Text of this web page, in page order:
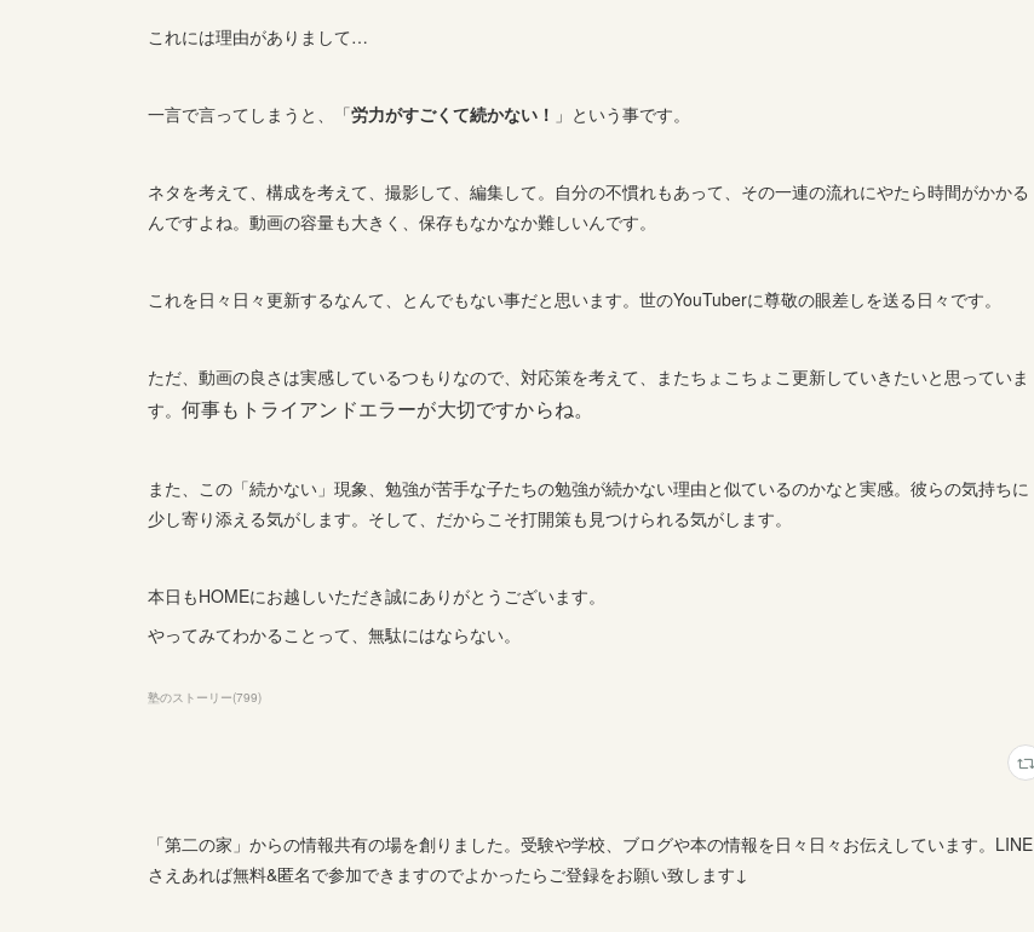
これには理由がありまして…
一言で言ってしまうと、「労力がすごくて続かない！ 」という事です。
ネタを考えて、構成を考えて、撮影して、編集して。自分の不慣れもあって、その一連の流れにやたら時間がかかる
んですよね。動画の容量も大きく、保存もなかなか難しいんです。
これを日々日々更新するなんて、とんでもない事だと思います。世のYouTuberに尊敬の眼差しを送る日々です。
ただ、動画の良さは実感しているつもりなので、対応策を考えて、またちょこちょこ更新していきたいと思っていま
す。 何事もトライアンドエラーが大切ですからね。
また、この「続かない」現象、勉強が苦手な子たちの勉強が続かない理由と似ているのかなと実感。彼らの気持ちに
少し寄り添える気がします。そして、だからこそ打開策も見つけられる気がします。
本日もHOMEにお越しいただき誠にありがとうございます。
やってみてわかることって、無駄にはならない。
塾のストーリー(799)
「第二の家」からの情報共有の場を創りました。受験や学校、ブログや本の情報を日々日々お伝えしています。LINE
さえあれば無料&匿名で参加できますのでよかったらご登録をお願い致します↓